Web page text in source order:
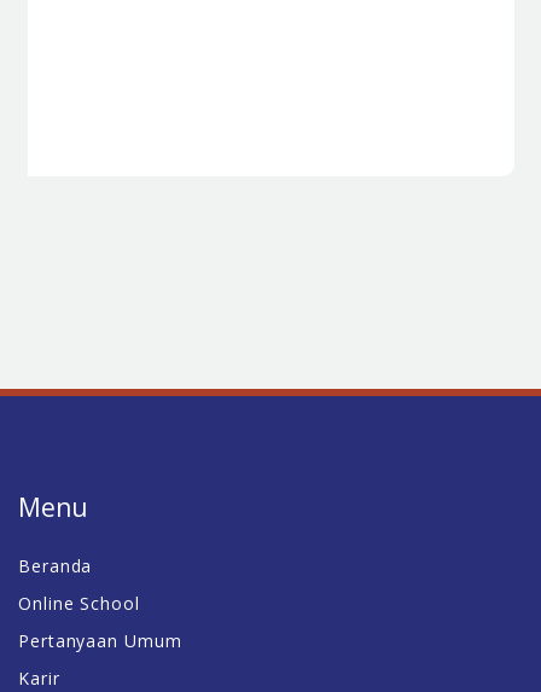
Menu
Beranda
Online School
Pertanyaan Umum
Karir